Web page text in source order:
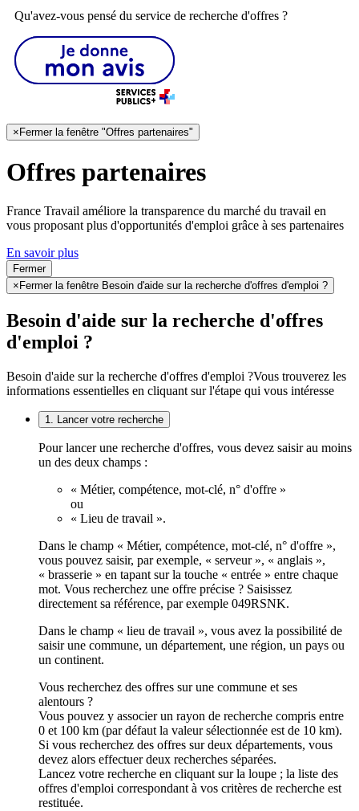
Qu'avez-vous pensé du service de recherche d'offres ?
×Fermer la fenêtre "Offres partenaires"
Offres partenaires
France Travail améliore la transparence du marché du travail en
vous proposant plus d'opportunités d'emploi grâce à ses partenaires
En savoir plus
Fermer
× Fermer la fenêtre Besoin d'aide sur la recherche d'offres d'emploi ?
Besoin d'aide sur la recherche d'offres
d'emploi ?
Besoin d'aide sur la recherche d'offres d'emploi ?Vous trouverez les
informations essentielles en cliquant sur l'étape qui vous intéresse
1. Lancer votre recherche
Pour lancer une recherche d'offres, vous devez saisir au moins
un des deux champs :
« Métier, compétence, mot-clé, n° d'offre »
ou
« Lieu de travail ».
Dans le champ « Métier, compétence, mot-clé, n° d'offre »,
vous pouvez saisir, par exemple, « serveur », « anglais »,
« brasserie » en tapant sur la touche « entrée » entre chaque
mot. Vous recherchez une offre précise ? Saisissez
directement sa référence, par exemple 049RSNK.
Dans le champ « lieu de travail », vous avez la possibilité de
saisir une commune, un département, une région, un pays ou
un continent.
Vous recherchez des offres sur une commune et ses
alentours ?
Vous pouvez y associer un rayon de recherche compris entre
0 et 100 km (par défaut la valeur sélectionnée est de 10 km).
Si vous recherchez des offres sur deux départements, vous
devez alors effectuer deux recherches séparées.
Lancez votre recherche en cliquant sur la loupe ; la liste des
offres d'emploi correspondant à vos critères de recherche est
restituée.